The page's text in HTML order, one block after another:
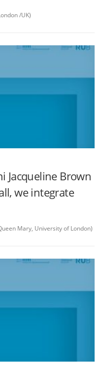
/UK)
Jacqueline Brown
we integrate
Mary, University of London)